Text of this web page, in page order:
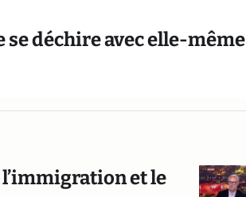
déchire avec elle-même
et le